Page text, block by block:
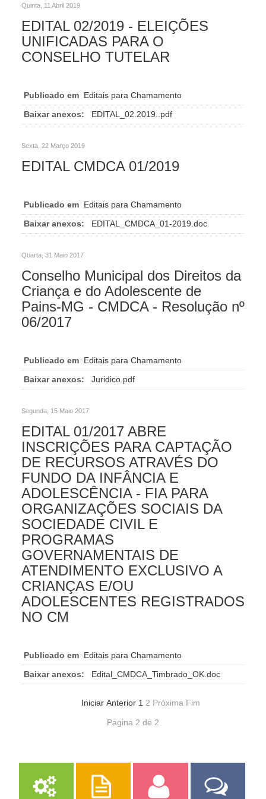
Quinta, 11 Abril 2019
EDITAL 02/2019 - ELEIÇÕES
UNIFICADAS PARA O
CONSELHO TUTELAR
Publicado em Editais para Chamamento
Baixar anexos:
EDITAL_02.2019..pdf
Sexta, 22 Março 2019
EDITAL CMDCA 01/2019
Publicado em Editais para Chamamento
Baixar anexos:
EDITAL_CMDCA_01-2019.doc
Quarta, 31 Maio 2017
Conselho Municipal dos Direitos da
Criança e do Adolescente de
Pains-MG - CMDCA - Resolução nº
06/2017
Publicado em Editais para Chamamento
Baixar anexos:
Juridico.pdf
Segunda, 15 Maio 2017
EDITAL 01/2017 ABRE
INSCRIÇÕES PARA CAPTAÇÃO
DE RECURSOS ATRAVÉS DO
FUNDO DA INFÂNCIA E
ADOLESCÊNCIA - FIA PARA
ORGANIZAÇÕES SOCIAIS DA
SOCIEDADE CIVIL E
PROGRAMAS
GOVERNAMENTAIS DE
ATENDIMENTO EXCLUSIVO A
CRIANÇAS E/OU
ADOLESCENTES REGISTRADOS
NO CM
Publicado em Editais para Chamamento
Baixar anexos:
Edital_CMDCA_Timbrado_OK.doc
Iniciar Anterior 1 2 Próxima Fim
Pagina 2 de 2